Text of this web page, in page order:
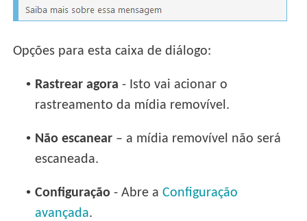
Opções para esta caixa de diálogo:
• Rastrear agora - Isto vai acionar o
rastreamento da mídia removível.
• Não escanear – a mídia removível não será
escaneada.
• Configuração - Abre aConfiguração
avançada.